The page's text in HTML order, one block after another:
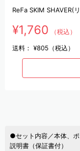
ReFa SKIM SHAVER(
¥1,760 （税込）
送料： ¥805（税込）
●セット内容／本体、
説明書（保証書付）